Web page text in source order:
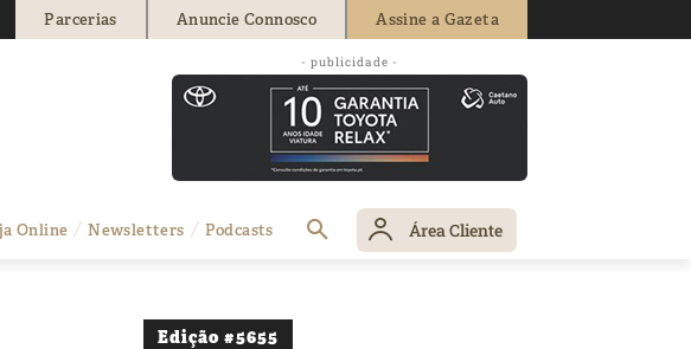
Parcerias Anuncie Connosco Assine a Gazeta
- publicidade -
Online Newsletters Podcasts Área Cliente
Edição #5655